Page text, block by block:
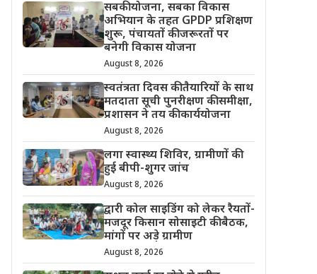
सबकी योजना, सबका विकास
अभियान के तहत GPDP प्रशिक्षण
शुरू, पंचायतों की जरूरतों पर
बनेगी विकास योजना
August 8, 2026
स्वतंत्रता दिवस की तैयारियों के साथ
मतदाता सूची पुनरीक्षण की समीक्षा,
प्रशासन ने तय की कार्ययोजना
August 8, 2026
लगा स्वास्थ्य शिविर, ग्रामीणों की
हुई बीपी-शुगर जांच
August 8, 2026
द्वारी कोल साइडिंग को लेकर रैयतों-
मजदूर किसान सोसाइटी की बैठक,
मांगों पर अड़े ग्रामीण
August 8, 2026